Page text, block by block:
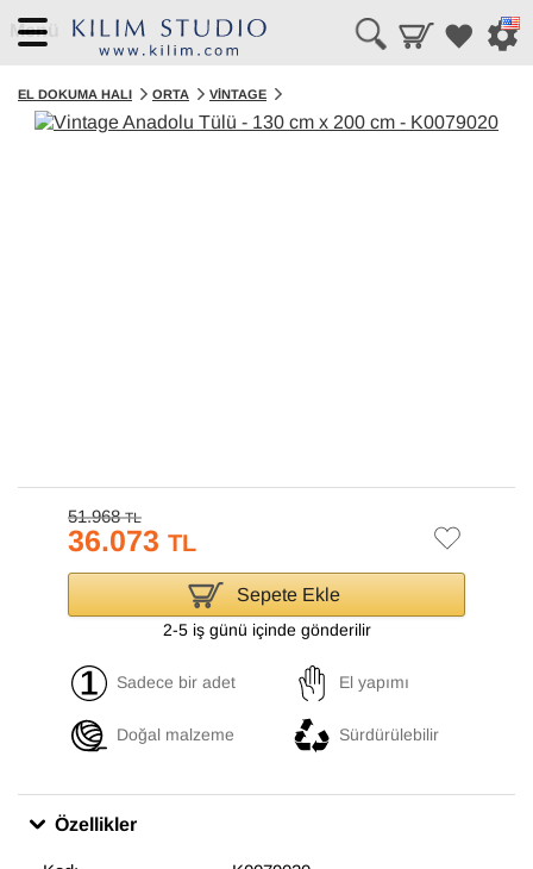
Menü
EL DOKUMA HALI ORTA VINTAGE
51.968TL
36.073 TL
Sepete Ekle
2-5 iş günü içinde gönderilir
Sadece bir adet El yapımı
Doğal malzeme Sürdürülebilir
Özellikler